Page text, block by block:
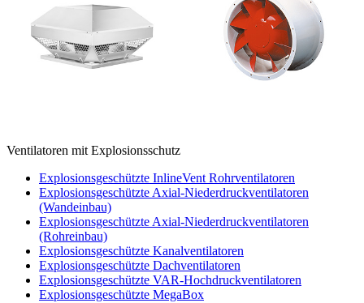
Ventilatoren mit Explosionsschutz
Explosionsgeschützte InlineVent Rohrventilatoren
Explosionsgeschützte Axial-Niederdruckventilatoren
(Wandeinbau)
Explosionsgeschützte Axial-Niederdruckventilatoren
(Rohreinbau)
Explosionsgeschützte Kanalventilatoren
Explosionsgeschützte Dachventilatoren
Explosionsgeschützte VAR-Hochdruckventilatoren
Explosionsgeschützte MegaBox